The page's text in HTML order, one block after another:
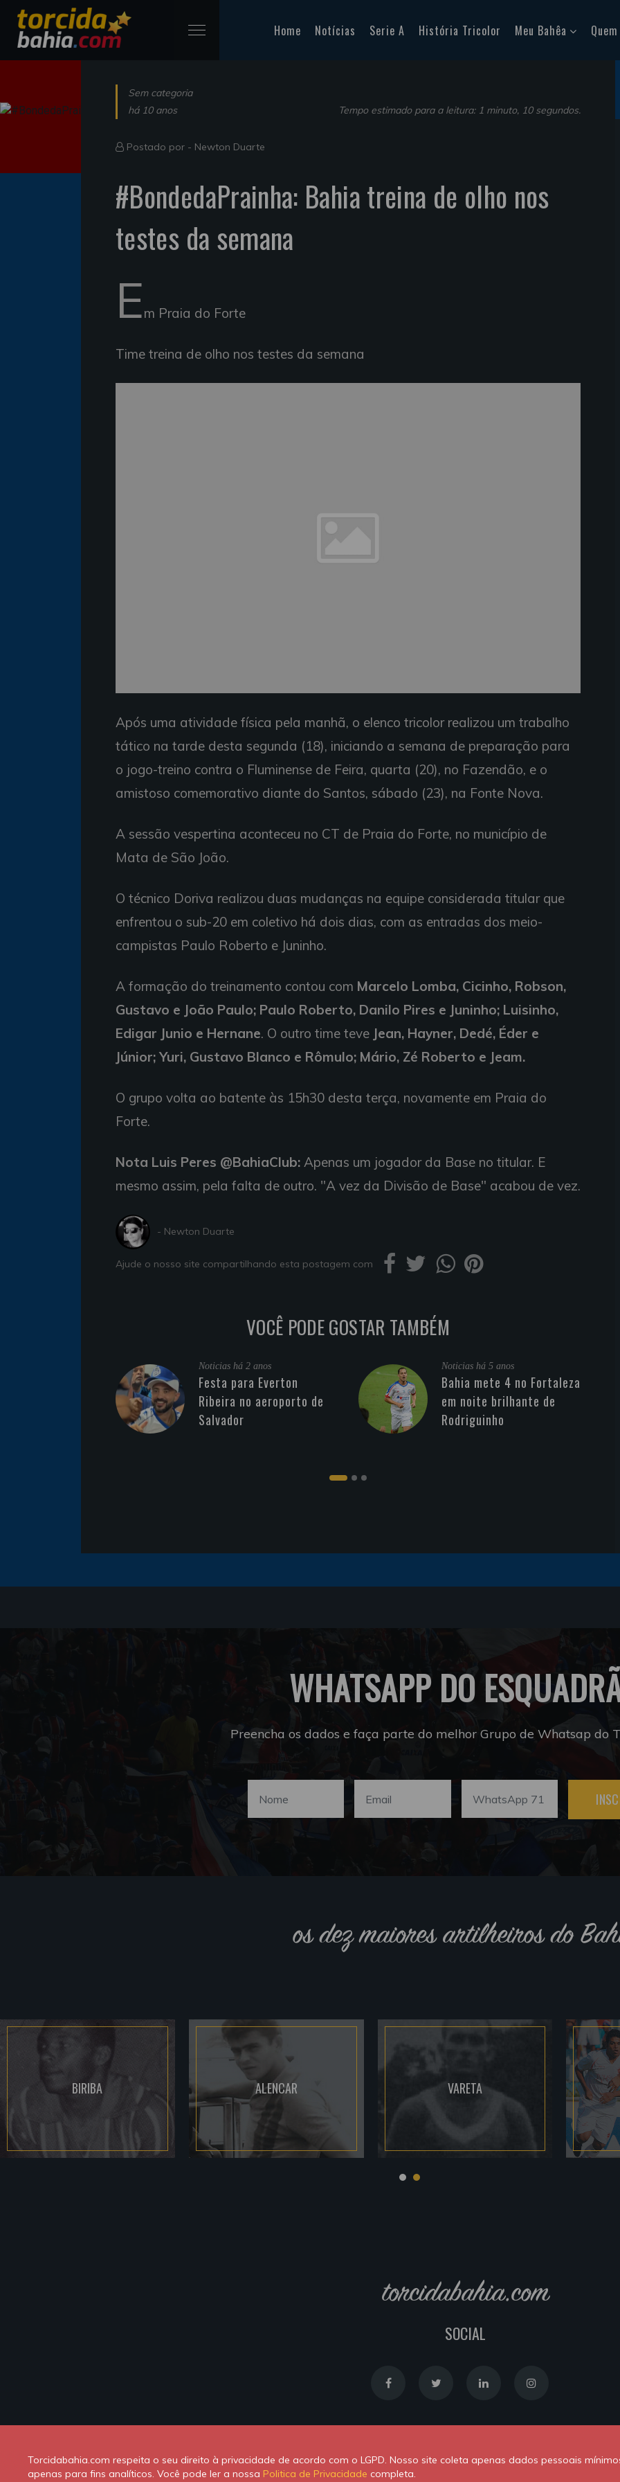
Home Notícias Serie A História Tricolor Meu Bahêa
Sem categoria
há 10 anos
Tempo estimado para a leitura: 1 minuto, 10 segundos.
Postado por - Newton Duarte
#BondedaPrainha: Bahia treina de olho nos
testes da semana
Em Praia do Forte
Time treina de olho nos testes da semana
Após uma atividade física pela manhã, o elenco tricolor realizou um trabalho
tático na tarde desta segunda (18), iniciando a semana de preparação para
o jogo-treino contra o Fluminense de Feira, quarta (20), no Fazendão, e o
amistoso comemorativo diante do Santos, sábado (23), na Fonte Nova.
A sessão vespertina aconteceu no CT de Praia do Forte, no município de
Mata de São João.
O técnico Doriva realizou duas mudanças na equipe considerada titular que
enfrentou o sub-20 em coletivo há dois dias, com as entradas dos meio-
campistas Paulo Roberto e Juninho.
A formação do treinamento contou com Marcelo Lomba, Cicinho, Robson,
Gustavo e João Paulo; Paulo Roberto, Danilo Pires e Juninho; Luisinho,
Edigar Junio e Hernane. O outro time teve Jean, Hayner, Dedé, Éder e
Júnior; Yuri, Gustavo Blanco e Rômulo; Mário, Zé Roberto e Jeam.
O grupo volta ao batente às 15h30 desta terça, novamente em Praia do
Forte.
Nota Luis Peres @BahiaClub: Apenas um jogador da Base no titular. E
mesmo assim, pela falta de outro. "A vez da Divisão de Base" acabou de vez.
- Newton Duarte
Ajude o nosso site compartilhando esta postagem com
VOCÊ PODE GOSTAR TAMBÉM
Noticias há 2 anos
Festa para Everton
Ribeira no aeroporto de
Salvador
Noticias há 5 anos
Bahia mete 4 no Fortaleza
em noite brilhante de
Rodriguinho
WHATSAPP DO
Preencha os dados e faça parte do melhor Grupo de Whatsap do
os dez maiores artilheiros do
BIRIBA ALENCAR VARETA
torcidabahia.com
SOCIAL
Powered byNewton Duarte
Torcidabahia.com respeita o seu direito à privacidade de acordo com o LGPD. Nosso site coleta apenas dados pessoais
apenas para fins analíticos. Você pode ler a nossa Politica de Privacidade completa.